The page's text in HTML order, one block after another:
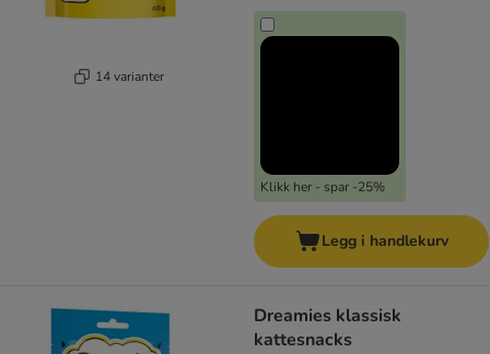
14 varianter
Klikk her - spar -25%
Legg i handlekurv
Dreamies klassisk
kattesnacks